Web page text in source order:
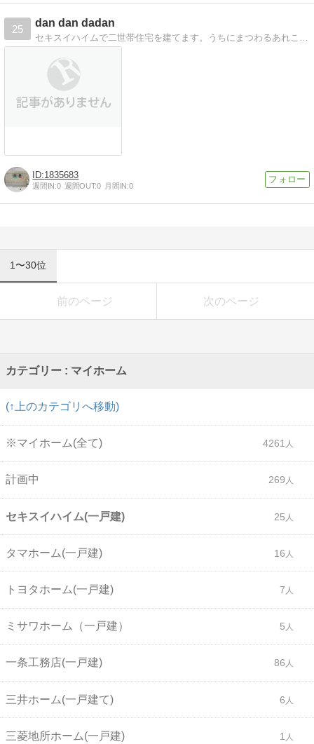
25
dan dan dadan
1835683
週間IN:0 週間OUT:0 月間IN:0
1〜30位
前のページ 次のページ
カテゴリー : マイホーム
(↑上のカテゴリへ移動)
※マイホーム(全て) 4261
計画中 269
セキスイハイム(一戸建) 25
タマホーム(一戸建) 16
トヨタホーム(一戸建) 7
ミサワホーム（一戸建） 5
一条工務店(一戸建) 86
三井ホーム(一戸建て) 6
三菱地所ホーム(一戸建) 1